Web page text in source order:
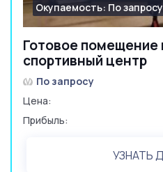
Готовое помещение
спортивный центр
Окупаемость: По запросу
По запросу
Цена:
Прибыль:
УЗНАТЬ